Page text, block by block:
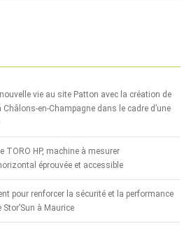
vie au site Patton avec la création de
en-Champagne dans le cadre d’une
TORO HP, machine à mesurer
éprouvée et accessible
pour renforcer la sécurité et la performance
à Maurice